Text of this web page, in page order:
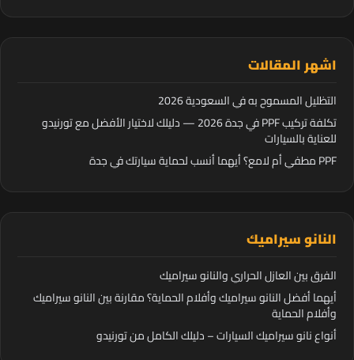
اشهر المقالات
التظليل المسموح به في السعودية 2026
تكلفة تركيب PPF في جدة 2026 — دليلك لاختيار الأفضل مع تورنيدو
للعناية بالسيارات
PPF مطفي أم لامع؟ أيهما أنسب لحماية سيارتك في جدة
النانو سيراميك
الفرق بين العازل الحراري والنانو سيراميك
أيهما أفضل النانو سيراميك وأفلام الحماية؟ مقارنة بين النانو سيراميك
وأفلام الحماية
أنواع نانو سيراميك السيارات – دليلك الكامل من تورنيدو